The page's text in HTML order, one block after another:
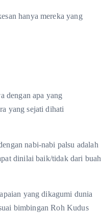
hanya mereka yang
dengan apa yang
yang sejati dihati
nabi-nabi palsu adalah
dinilai baik/tidak dari buah
yang dikagumi dunia
bimbingan Roh Kudus